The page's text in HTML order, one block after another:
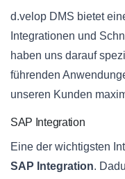
d.velop DMS bietet
Integrationen und
haben uns darauf
führenden
unseren Kunden
SAP Integration
Eine der wichtigsten
SAP Integration.